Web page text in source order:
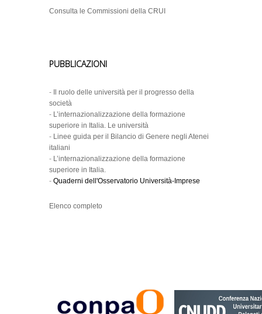
Consulta le Commissioni della CRUI
PUBBLICAZIONI
-
Il ruolo delle università per il progresso della
società
- L’internazionalizzazione della formazione
superiore in Italia. Le università
- Linee guida per il Bilancio di Genere negli Atenei
italiani
- L’internazionalizzazione della formazione
superiore in Italia.
- Quaderni dell'Osservatorio Università-Imprese
Elenco completo